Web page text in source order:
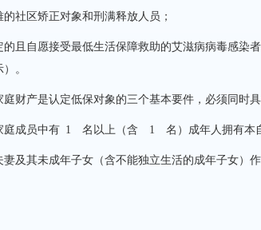
的社区矫正对象和刑满释放人员；
的且自愿接受最低生活保障救助的艾滋病病毒感
。
财产是认定低保对象的三个基本要件，必须同时具
庭成员中有 1 名以上（含 1 名）成年人拥有本
及其未成年子女（含不能独立生活的成年子女）